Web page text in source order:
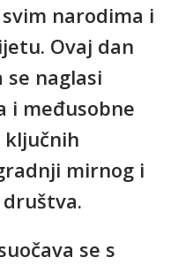
narodima i
Ovaj dan
naglasi
i međusobne
ključnih
mirnog i
se s